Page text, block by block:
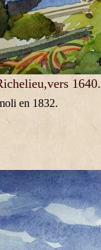
1640.
en 1832.